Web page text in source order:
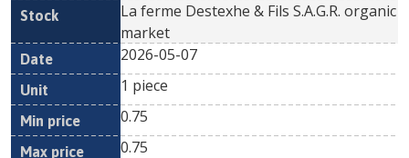
La ferme Destexhe & Fils S.A.G.R. organic
market
2026-05-07
1 piece
0.75
0.75